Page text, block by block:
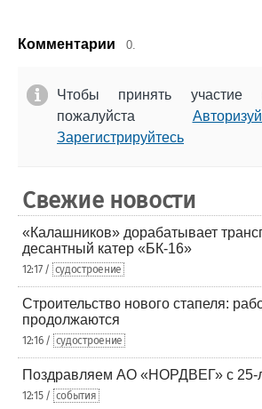
Комментарии 0.
Чтобы принять участие
пожалуйста
Зарегистрируйтесь
Свежие новости
«Калашников» дорабатывает
десантный катер «БК-16»
12:17 / судостроение
Строительство нового стапеля:
продолжаются
12:16 / судостроение
Поздравляем АО «НОРДВЕГ» с 25-
12:15 / события